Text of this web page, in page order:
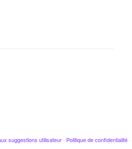
suggestions utilisateur · Politique de confidentialité ·